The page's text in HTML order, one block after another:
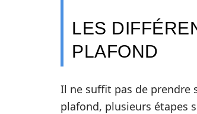
LES
PLAFOND
Il ne suffit pas de prendre
plafond, plusieurs étapes